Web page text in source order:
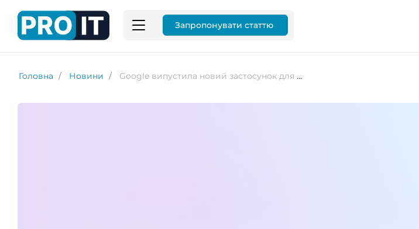
Запропонувати статтю
Головна Новини Google випустила новий застосунок для Windows із пошуком як у Spotlight